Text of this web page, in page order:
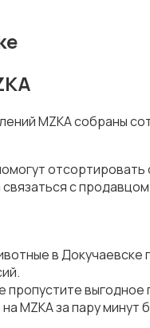
MZKA собраны
с
в
пропустите
MZKA за пару минут